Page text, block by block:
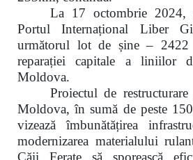
La 17 octombrie
Portul Internațional Liber
următorul lot de șine –
reparației capitale a liniilor
Moldova.
Proiectul de
Moldova, în sumă de peste
vizează îmbunătățirea
modernizarea materialului
Căii Ferate să sporească